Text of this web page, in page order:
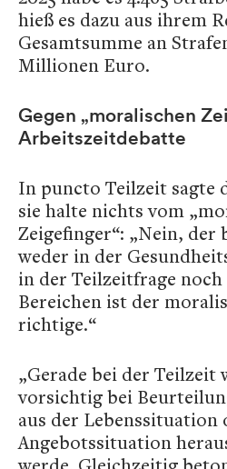
hieß es dazu aus ihrem
Gesamtsumme an
Millionen Euro.
Gegen „moralischen
Arbeitszeitdebatte
In puncto Teilzeit sagte
sie halte nichts vom
Zeigefinger“: „Nein,
weder in der
in der Teilzeitfrage
Bereichen ist der
richtige.“
„Gerade bei der Teilzeit
vorsichtig bei
aus der Lebenssituation
Angebotssituation